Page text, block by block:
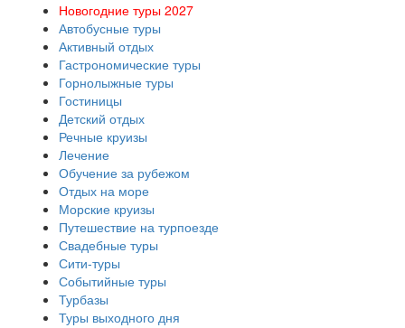
Новогодние туры 2027
Автобусные туры
Активный отдых
Гастрономические туры
Горнолыжные туры
Гостиницы
Детский отдых
Речные круизы
Лечение
Обучение за рубежом
Отдых на море
Морские круизы
Путешествие на турпоезде
Свадебные туры
Сити-туры
Событийные туры
Турбазы
Туры выходного дня